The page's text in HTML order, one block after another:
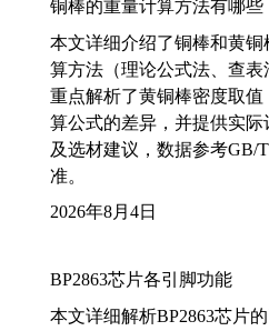
铜棒的重量计算方法有哪些
本文详细介绍了铜棒和黄
算方法（理论公式法、查表
重点解析了黄铜棒密度取值
算公式的差异，并提供实
及选材建议，数据参考GB/
准。
2026年8月4日
BP2863芯片各引脚功能
本文详细解析BP2863芯片